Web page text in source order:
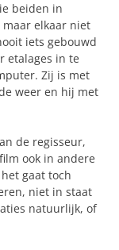
beiden in
elkaar niet
iets gebouwd
etalages in te
Zij is met
weer en hij met
de regisseur,
ook in andere
gaat toch
niet in staat
natuurlijk, of